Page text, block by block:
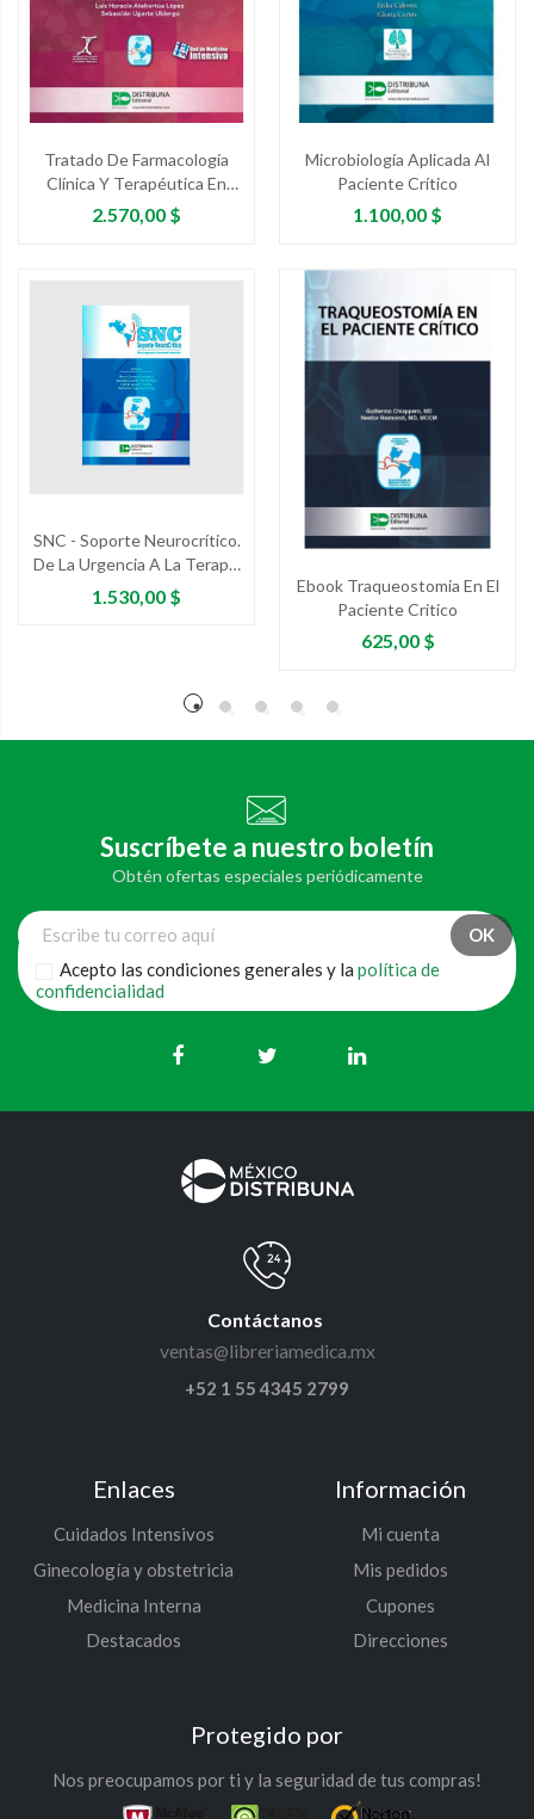
Tratado De Farmacología
Clínica Y Terapéutica En
Cuidados Críticos
Precio
2.570,00 $
SNC - Soporte Neurocrítico.
De La Urgencia A La Terapia
Intensiva
Precio
1.530,00 $
Microbiología Aplicada Al
Paciente Crítico
Precio
1.100,00 $
Ebook Traqueostomia En El
Paciente Critico
Precio
625,00 $
Suscríbete a nuestro boletín
Obtén ofertas especiales periódicamente
Acepto las condiciones generales y lapolítica de
confidencialidad
Contáctanos
ventas@libreriamedica.mx
+52 1 55 4345 2799
Enlaces
Cuidados Intensivos
Ginecología y obstetricia
Medicina Interna
Destacados
Información
Mi cuenta
Mis pedidos
Cupones
Direcciones
Protegido por
Nos preocupamos por ti y la seguridad de tus compras!